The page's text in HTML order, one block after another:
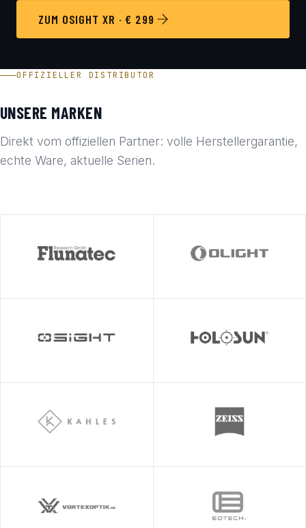
ZUM OSIGHT XR · € 299
OFFIZIELLER DISTRIBUTOR
UNSERE MARKEN
Direkt vom offiziellen Partner: volle Herstellergarantie,
echte Ware, aktuelle Serien.